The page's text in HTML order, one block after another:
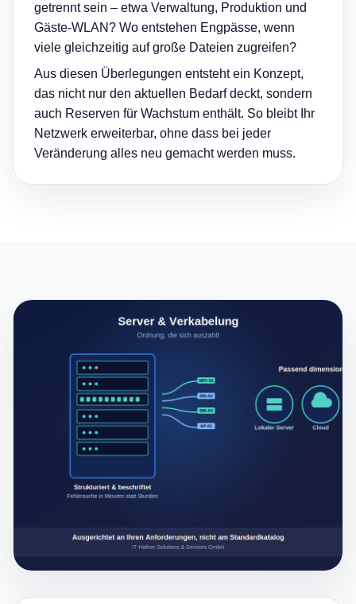
getrennt sein – etwa Verwaltung, Produktion und
Gäste-WLAN? Wo entstehen Engpässe, wenn
viele gleichzeitig auf große Dateien zugreifen?
Aus diesen Überlegungen entsteht ein Konzept,
das nicht nur den aktuellen Bedarf deckt, sondern
auch Reserven für Wachstum enthält. So bleibt Ihr
Netzwerk erweiterbar, ohne dass bei jeder
Veränderung alles neu gemacht werden muss.